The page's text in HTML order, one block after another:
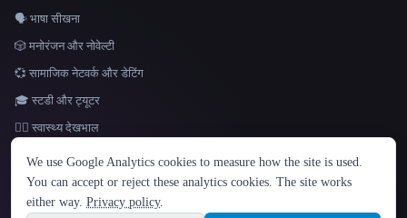
भाषा
English español Français Русский 简体中文
Hindi
🗣️ भाषा सीखना
🎲 मनोरंजन और नोवेल्टी
💞 सामाजिक नेटवर्क और डेटिंग
🎓 स्टडी और ट्यूटर
👩‍⚕️ स्वास्थ्य देखभाल
© 2026 That AI Collection. सर्वाधिकार सुरक्षित।
We use Google Analytics cookies to measure how the site is used.
You can accept or reject these analytics cookies. The site works
either way. Privacy policy.